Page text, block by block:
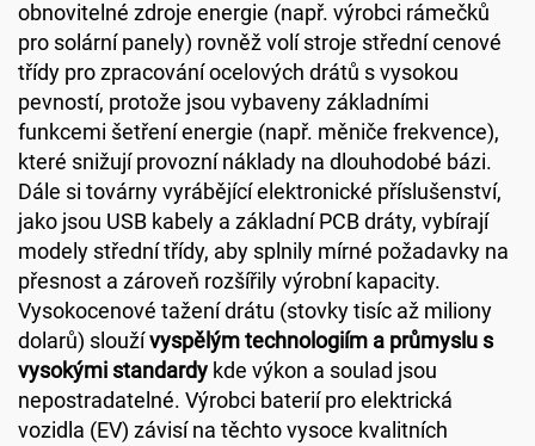
obnovitelné zdroje energie (např. výrobci rámečků
pro solární panely) rovněž volí stroje střední cenové
třídy pro zpracování ocelových drátů s vysokou
pevností, protože jsou vybaveny základními
funkcemi šetření energie (např. měniče frekvence),
které snižují provozní náklady na dlouhodobé bázi.
Dále si továrny vyrábějící elektronické příslušenství,
jako jsou USB kabely a základní PCB dráty, vybírají
modely střední třídy, aby splnily mírné požadavky na
přesnost a zároveň rozšířily výrobní kapacity.
Vysokocenové tažení drátu (stovky tisíc až miliony
dolarů) sloužívyspělým technologiím a průmyslu s
vysokými standardy kde výkon a soulad jsou
nepostradatelné. Výrobci baterií pro elektrická
vozidla (EV) závisí na těchto vysoce kvalitních